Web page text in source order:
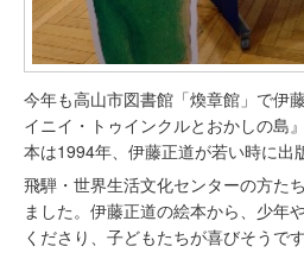
今年も高山市図書館「煥章館」で伊
イニイ・トゥインクルとおかしの
本は1994年、伊藤正道が若い時に
飛騨・世界生活文化センターの方た
ました。伊藤正道の絵本から、少年
くださり、子どもたちが喜びそうです